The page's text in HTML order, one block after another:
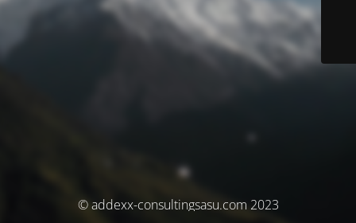
© addexx-consultingsasu.com 2023